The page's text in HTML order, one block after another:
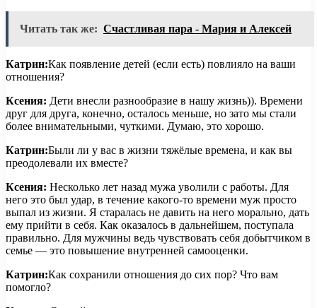
Читать так же: Счастливая пара - Мария и Алексей
Катрин:Как появление детей (если есть) повлияло на ваши
отношения?
Ксения: Дети внесли разнообразие в нашу жизнь)). Времени
друг для друга, конечно, осталось меньше, но зато мы стали
более внимательными, чуткими. Думаю, это хорошо.
Катрин:Были ли у вас в жизни тяжёлые времена, и как вы
преодолевали их вместе?
Ксения: Несколько лет назад мужа уволили с работы. Для
него это был удар, в течение какого-то времени муж просто
выпал из жизни. Я старалась не давить на него морально, дать
ему прийти в себя. Как оказалось в дальнейшем, поступала
правильно. Для мужчины ведь чувствовать себя добытчиком в
семье — это повышение внутренней самооценки.
Катрин:Как сохранили отношения до сих пор? Что вам
помогло?